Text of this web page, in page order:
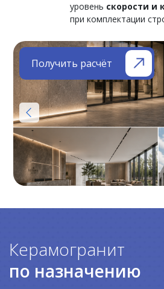
уровень скорости и
при комплектации
Получить расчёт
Керамогранит
по назначению